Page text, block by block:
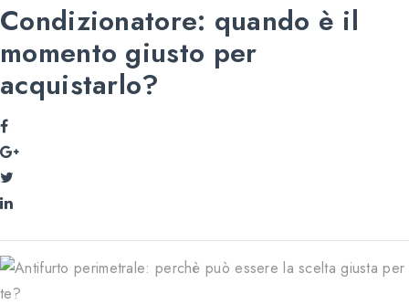
Condizionatore: quando è il
momento giusto per
acquistarlo?